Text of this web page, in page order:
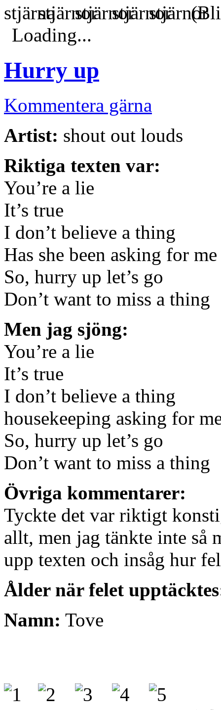
(Bli
Loading...
Hurry up
Kommentera gärna
Artist: shout out louds
Riktiga texten var:
You’re a lie
It’s true
I don’t believe a thing
Has she been asking for me
So, hurry up let’s go
Don’t want to miss a thing
Men jag sjöng:
You’re a lie
It’s true
I don’t believe a thing
housekeeping asking for
So, hurry up let’s go
Don’t want to miss a thing
Övriga kommentarer:
Tyckte det var riktigt
allt, men jag tänkte inte så
upp texten och insåg hur
Ålder när felet
Namn: Tove